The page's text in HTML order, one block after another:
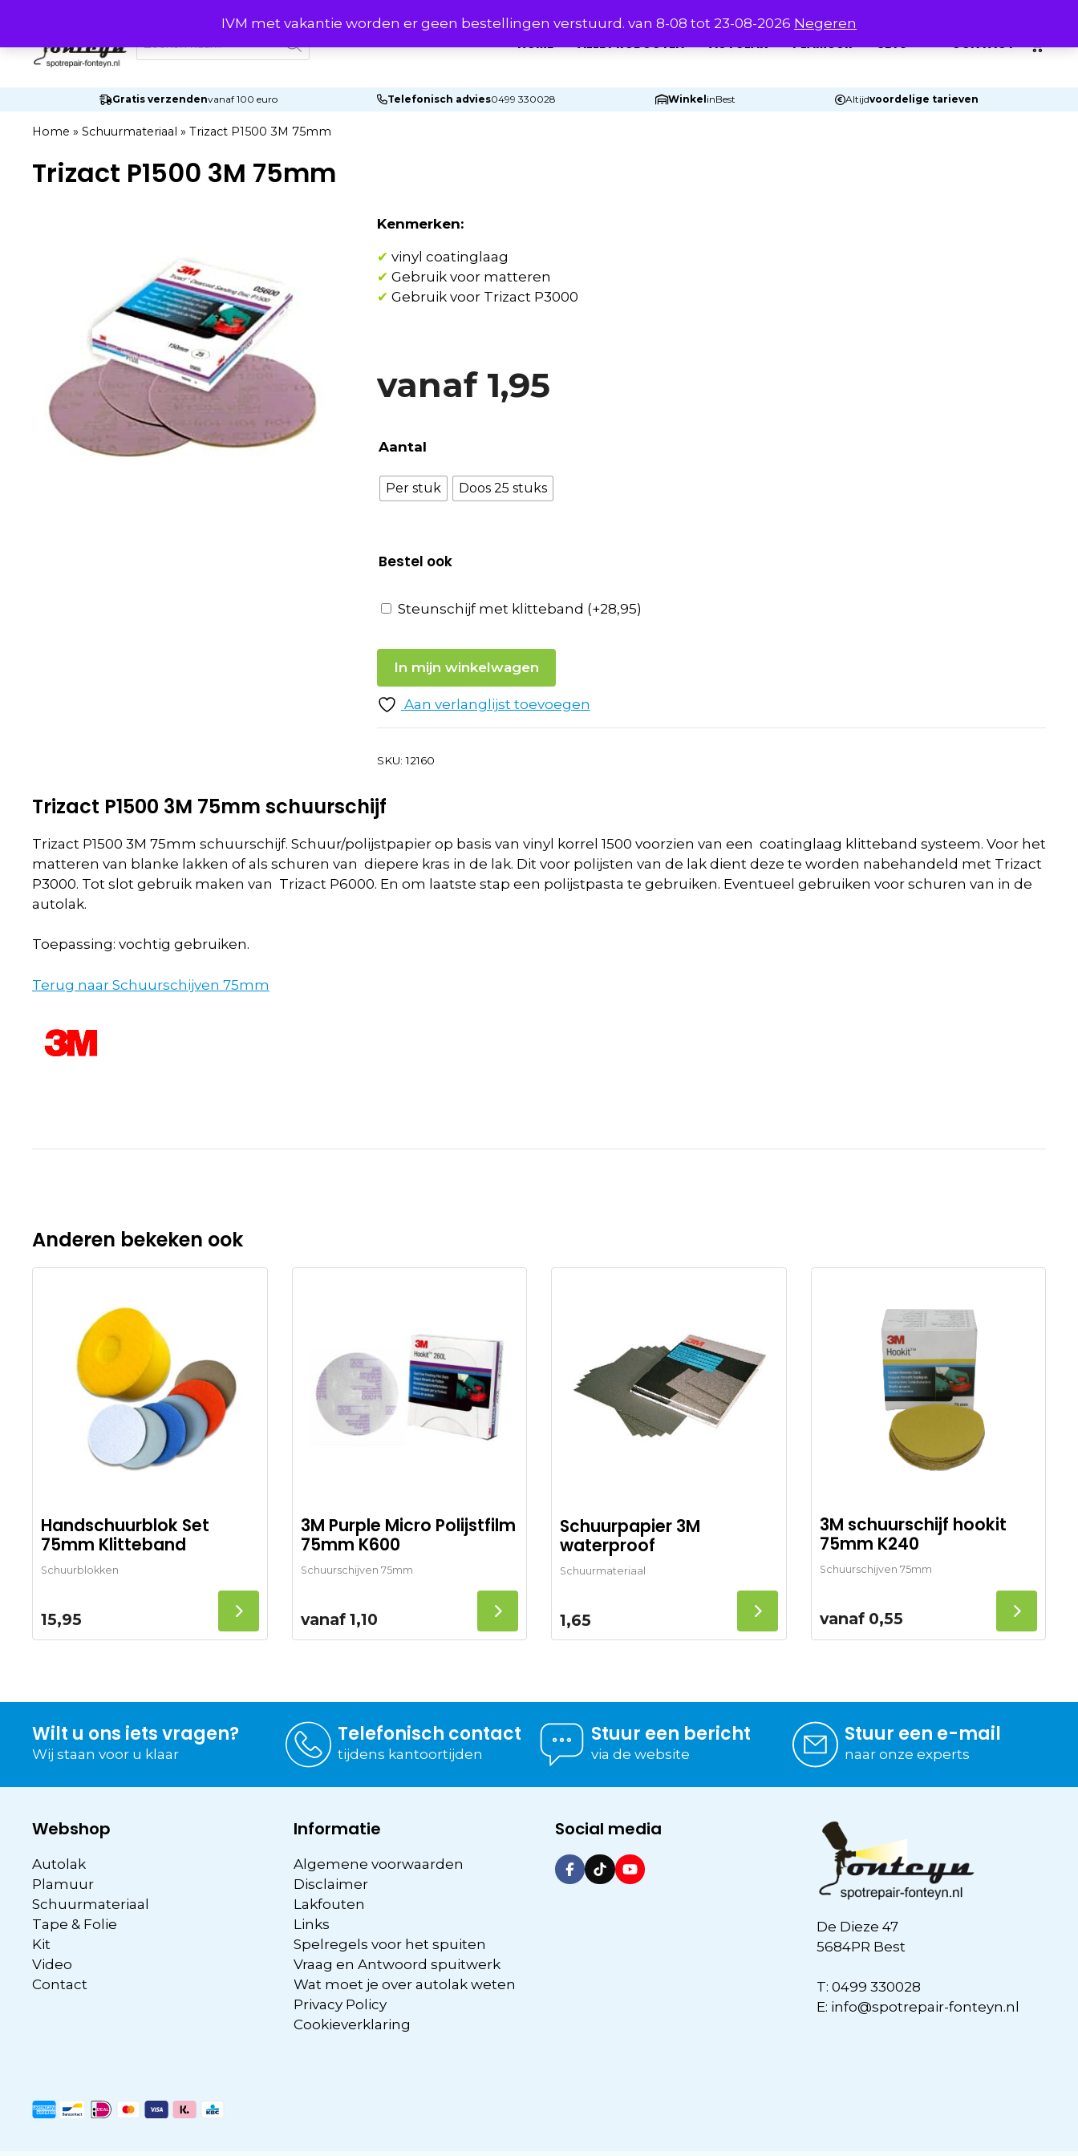
IVM met vakantie worden er geen bestellingen verstuurd. van 8-08 tot 23-08-2026 Negeren
de
inhoud
zoeken
HOME ALLE PRODUCTEN AUTOLAK PLAMUUR SETS CONTACT
Gratis verzendenvanaf 100 euro Telefonisch advies0499 330028 Winkel inBest Altijdvoordelige tarieven
Home » Schuurmateriaal » Trizact P1500 3M 75mm
Trizact P1500 3M 75mm
Kenmerken:
✔ vinyl coatinglaag
✔ Gebruik voor matteren
✔ Gebruik voor Trizact P3000
vanaf 1,95
Aantal
Per stuk Doos 25 stuks
Bestel ook
Steunschijf met klitteband (+28,95)
In mijn winkelwagen
Aan verlanglijst toevoegen
SKU:12160
Trizact P1500 3M 75mm schuurschijf
Trizact P1500 3M 75mm schuurschijf. Schuur/polijstpapier op basis van vinyl korrel 1500 voorzien van een coatinglaag klitteband systeem. Voor het
matteren van blanke lakken of als schuren van diepere kras in de lak. Dit voor polijsten van de lak dient deze te worden nabehandeld met Trizact
P3000. Tot slot gebruik maken van Trizact P6000. En om laatste stap een polijstpasta te gebruiken. Eventueel gebruiken voor schuren van in de
autolak.
Toepassing: vochtig gebruiken.
Terug naar Schuurschijven 75mm
Anderen bekeken ook
Handschuurblok Set
75mm Klitteband
Schuurblokken
15,95
3M Purple Micro Polijstfilm
75mm K600
Schuurschijven 75mm
vanaf 1,10
Schuurpapier 3M
waterproof
Schuurmateriaal
1,65
3M schuurschijf hookit
75mm K240
Schuurschijven 75mm
vanaf 0,55
Wilt u ons iets vragen?
Wij staan voor u klaar
Telefonisch contact
tijdens kantoortijden
Stuur een bericht
via de website
Stuur een e-mail
naar onze experts
Webshop
Autolak
Plamuur
Schuurmateriaal
Tape & Folie
Kit
Video
Contact
Informatie
Algemene voorwaarden
Disclaimer
Lakfouten
Links
Spelregels voor het spuiten
Vraag en Antwoord spuitwerk
Wat moet je over autolak weten
Privacy Policy
Cookieverklaring
Social media
De Dieze 47
5684PR Best
T: 0499 330028
E: info@spotrepair-fonteyn.nl